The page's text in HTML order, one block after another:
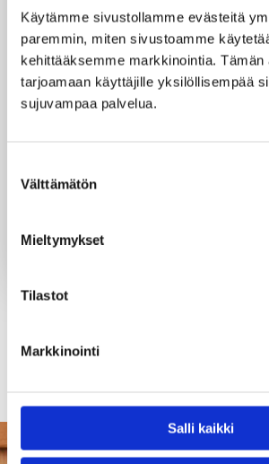
Käytämme sivustollamme evästeitä
paremmin, miten sivustoamme
kehittääksemme markkinointia.
tarjoamaan käyttäjille yksilöllisempää
sujuvampaa palvelua.
valinta
Välttämätön
Mieltymykset
Tilastot
Markkinointi
Salli kaikki
varattu yksityiskäyttöön.
myös poreallas ja saunakabinetti
max 18hlölle, voit pyytää näistä
yhteydenottolomakkeen kautta.
vilvoittelet virkistävässä
itseäsi lämminvesialtaassa ja nautit
saunojen avauksesta.
saunamme odottaa juuri sinua!